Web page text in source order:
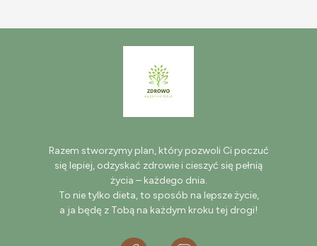
Razem stworzymy plan, który pozwoli Ci poczuć
się lepiej, odzyskać zdrowie i cieszyć się pełnią
życia – każdego dnia.
To nie tylko dieta, to sposób na lepsze życie,
a ja będę z Tobą na każdym kroku tej drogi!